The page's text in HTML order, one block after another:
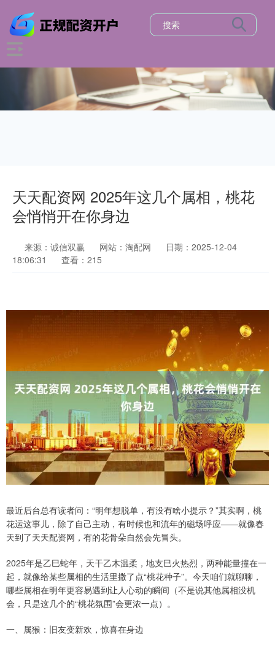
天天配资网 2025年这几个属相，桃花
会悄悄开在你身边
来源：诚信双赢 网站：淘配网
日期：2025-12-04
18:06:31
查看：215
最近后台总有读者问：“明年想脱单，有没有啥小提示？”其实啊，桃
花运这事儿，除了自己主动，有时候也和流年的磁场呼应——就像春
天到了天天配资网，有的花骨朵自然会先冒头。
2025年是乙巳蛇年，天干乙木温柔，地支巳火热烈，两种能量撞在一
起，就像给某些属相的生活里撒了点“桃花种子”。今天咱们就聊聊，
哪些属相在明年更容易遇到让人心动的瞬间（不是说其他属相没机
会，只是这几个的“桃花氛围”会更浓一点）。
一、属猴：旧友变新欢，惊喜在身边